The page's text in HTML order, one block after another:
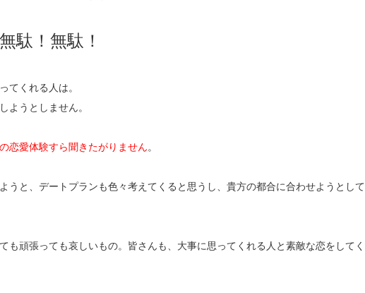
無駄！無駄！
てくれる人は。
ようとしません。
恋愛体験すら聞きたがりません。
うと、デートプランも色々考えてくると思うし、貴方の都合に合わせようとして
も頑張っても哀しいもの。皆さんも、大事に思ってくれる人と素敵な恋をしてく